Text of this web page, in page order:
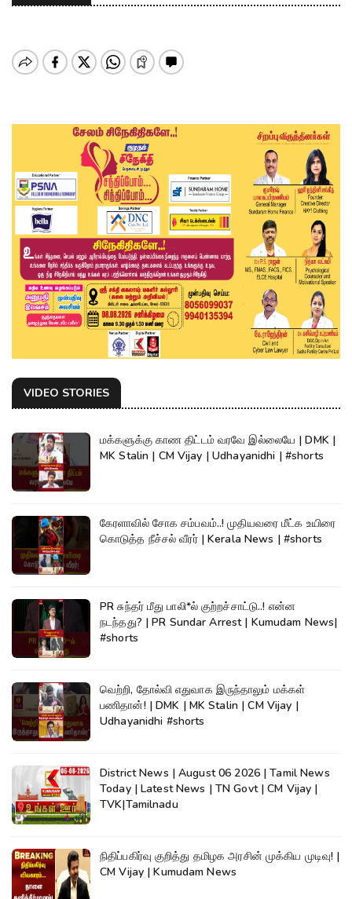
VIDEO STORIES
மக்களுக்கு காண திட்டம் வரவே இல்லையே | DMK |
MK Stalin | CM Vijay | Udhayanidhi | #shorts
கேரளாவில் சோக சம்பவம்..! முதியவரை மீட்க உயிரை
கொடுத்த நீச்சல் வீரர் | Kerala News | #shorts
PR சுந்தர் மீது பாலி*ல் குற்றச்சாட்டு..! என்ன
நடந்தது? | PR Sundar Arrest | Kumudam News|
#shorts
வெற்றி, தோல்வி எதுவாக இருந்தாலும் மக்கள்
பணிதான்! | DMK | MK Stalin | CM Vijay |
Udhayanidhi #shorts
District News | August 06 2026 | Tamil News
Today | Latest News | TN Govt | CM Vijay |
TVK|Tamilnadu
நிதிப்பகிர்வு குறித்து தமிழக அரசின் முக்கிய முடிவு! |
CM Vijay | Kumudam News